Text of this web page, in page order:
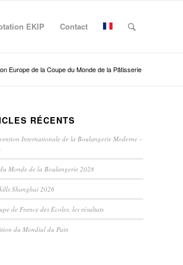
EKIP Contact
Europe de la Coupe du Monde de la Pâtisserie
RÉCENTS
Internationale de la Boulangerie Moderne –
Monde de la Boulangerie 2028
Shanghai 2026
de France des Écoles, les résultats
du Mondial du Pain